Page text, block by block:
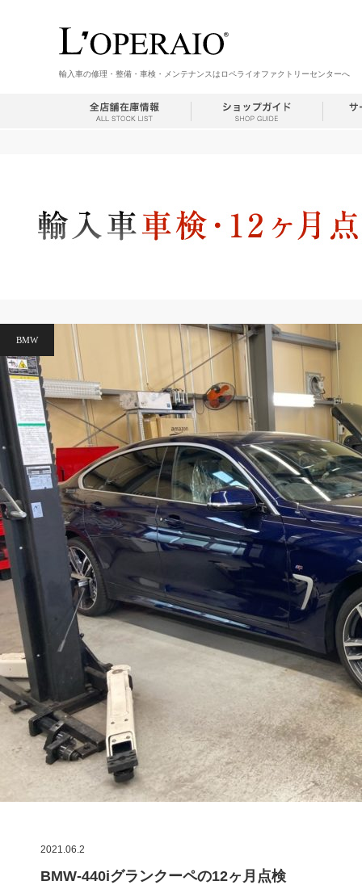
輸入車の修理・整備・車検・メンテナンスはロペライオファクトリーセンターへ
BMW
2021.06.2
BMW-440iグランクーペの12ヶ月点検